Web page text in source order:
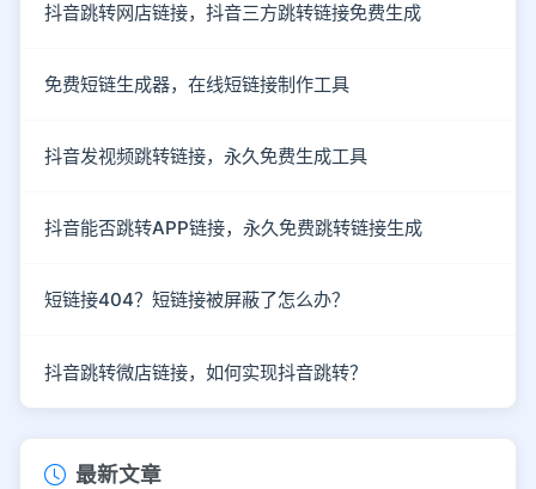
抖音跳转网店链接，抖音三方跳转链接免费生成
免费短链生成器，在线短链接制作工具
抖音发视频跳转链接，永久免费生成工具
抖音能否跳转APP链接，永久免费跳转链接生成
短链接404？短链接被屏蔽了怎么办？
抖音跳转微店链接，如何实现抖音跳转？
最新文章